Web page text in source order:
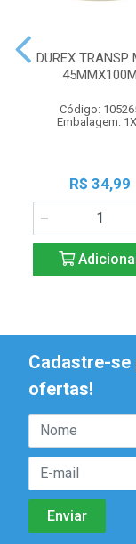
DUREX TRANSP
45MMX100M
Código:
Embalagem:
R$ 34,99
Cadastre-se
ofertas!